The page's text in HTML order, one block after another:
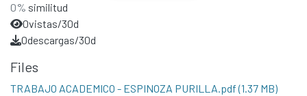
0% similitud
0vistas/30d
0descargas/30d
Files
TRABAJO ACADEMICO - ESPINOZA PURILLA.pdf(1.37 MB)